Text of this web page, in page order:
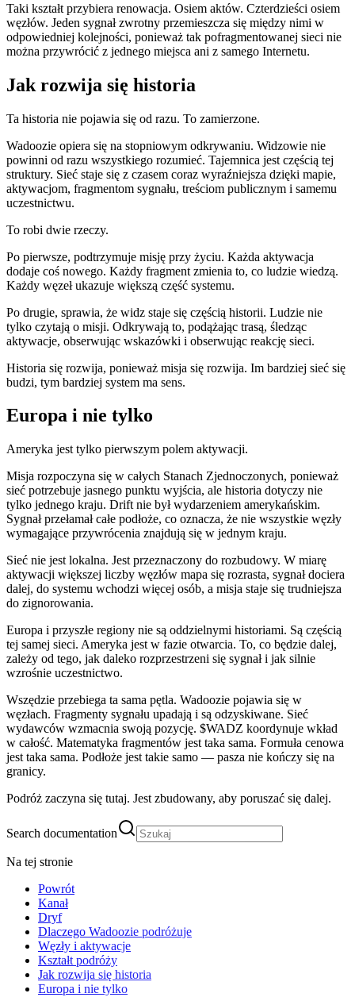
Taki kształt przybiera renowacja. Osiem aktów. Czterdzieści osiem
węzłów. Jeden sygnał zwrotny przemieszcza się między nimi w
odpowiedniej kolejności, ponieważ tak pofragmentowanej sieci nie
można przywrócić z jednego miejsca ani z samego Internetu.
Jak rozwija się historia
Ta historia nie pojawia się od razu. To zamierzone.
Wadoozie opiera się na stopniowym odkrywaniu. Widzowie nie
powinni od razu wszystkiego rozumieć. Tajemnica jest częścią tej
struktury. Sieć staje się z czasem coraz wyraźniejsza dzięki mapie,
aktywacjom, fragmentom sygnału, treściom publicznym i samemu
uczestnictwu.
To robi dwie rzeczy.
Po pierwsze, podtrzymuje misję przy życiu. Każda aktywacja
dodaje coś nowego. Każdy fragment zmienia to, co ludzie wiedzą.
Każdy węzeł ukazuje większą część systemu.
Po drugie, sprawia, że ​​widz staje się częścią historii. Ludzie nie
tylko czytają o misji. Odkrywają to, podążając trasą, śledząc
aktywacje, obserwując wskazówki i obserwując reakcję sieci.
Historia się rozwija, ponieważ misja się rozwija. Im bardziej sieć się
budzi, tym bardziej system ma sens.
Europa i nie tylko
Ameryka jest tylko pierwszym polem aktywacji.
Misja rozpoczyna się w całych Stanach Zjednoczonych, ponieważ
sieć potrzebuje jasnego punktu wyjścia, ale historia dotyczy nie
tylko jednego kraju. Drift nie był wydarzeniem amerykańskim.
Sygnał przełamał całe podłoże, co oznacza, że ​​nie wszystkie węzły
wymagające przywrócenia znajdują się w jednym kraju.
Sieć nie jest lokalna. Jest przeznaczony do rozbudowy. W miarę
aktywacji większej liczby węzłów mapa się rozrasta, sygnał dociera
dalej, do systemu wchodzi więcej osób, a misja staje się trudniejsza
do zignorowania.
Europa i przyszłe regiony nie są oddzielnymi historiami. Są częścią
tej samej sieci. Ameryka jest w fazie otwarcia. To, co będzie dalej,
zależy od tego, jak daleko rozprzestrzeni się sygnał i jak silnie
wzrośnie uczestnictwo.
Wszędzie przebiega ta sama pętla. Wadoozie pojawia się w
węzłach. Fragmenty sygnału upadają i są odzyskiwane. Sieć
wydawców wzmacnia swoją pozycję. $WADZ koordynuje wkład
w całość. Matematyka fragmentów jest taka sama. Formuła cenowa
jest taka sama. Podłoże jest takie samo — pasza nie kończy się na
granicy.
Podróż zaczyna się tutaj. Jest zbudowany, aby poruszać się dalej.
Search documentation
Na tej stronie
Powrót
Kanał
Dryf
Dlaczego Wadoozie podróżuje
Węzły i aktywacje
Kształt podróży
Jak rozwija się historia
Europa i nie tylko